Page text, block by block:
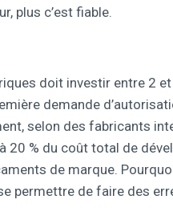
plus c’est fiable.
doit investir entre 2
demande
selon des fabricants
% du coût total de
de marque.
permettre de faire des